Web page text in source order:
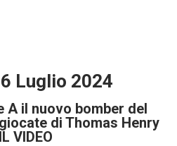
Luglio 2024
A il nuovo bomber del
di Thomas Henry
VIDEO